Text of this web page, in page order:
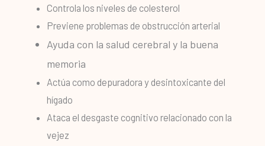
Controla los niveles de colesterol
Previene problemas de obstrucción arterial
Ayuda con la salud cerebral y la buena
memoria
Actúa como depuradora y desintoxicante del
hígado
Ataca el desgaste cognitivo relacionado con la
vejez